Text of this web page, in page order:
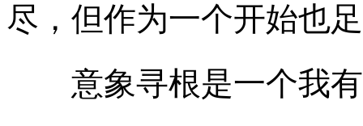
尽，但作为一个开始也
意象寻根是一个我有